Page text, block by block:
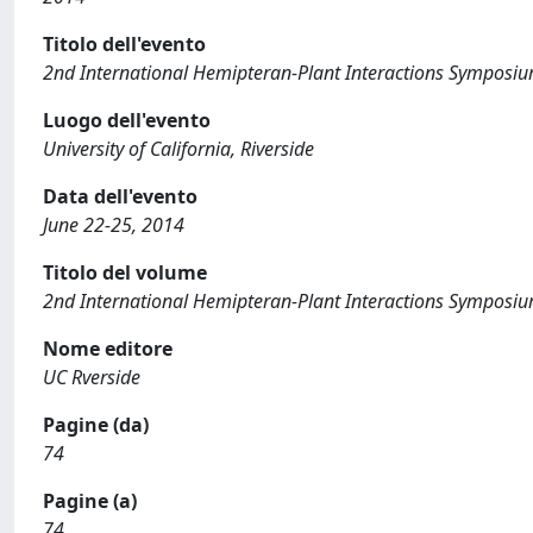
Titolo dell'evento
2nd International Hemipteran-Plant Interactions
Luogo dell'evento
University of California, Riverside
Data dell'evento
June 22-25, 2014
Titolo del volume
2nd International Hemipteran-Plant Interactions
Nome editore
UC Rverside
Pagine (da)
74
Pagine (a)